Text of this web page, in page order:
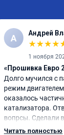
А Андрей
★★★★
1 ноября
«Прошивка Евро
Долго мучился с
режим двигателем
оказалось
катализатора.
вопрсы. Сделали
несмотря на
Читать полностью